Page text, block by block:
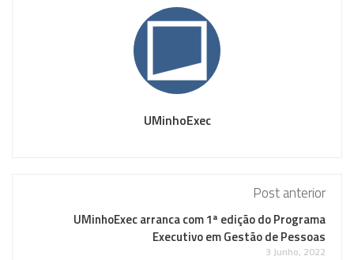
UMinhoExec
Post anterior
UMinhoExec arranca com 1ª edição do Programa
Executivo em Gestão de Pessoas
3 Junho, 2022